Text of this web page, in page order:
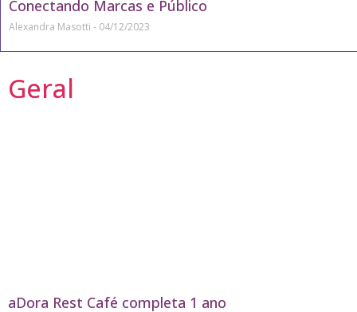
Conectando Marcas e Público
Alexandra Masotti 04/12/2023
Geral
aDora Rest Café completa 1 ano